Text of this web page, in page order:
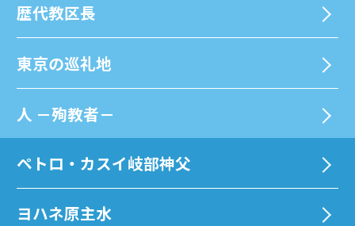
歴代教区⻑
東京の巡礼地
⼈ －殉教者－
ペトロ・カスイ岐部神父
ヨハネ原主水